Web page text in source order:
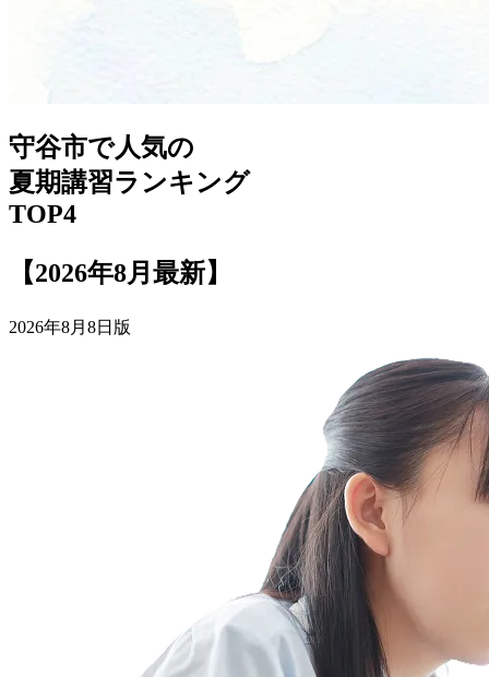
守谷市で人気の
夏期講習ランキング
TOP4
【2026年8月最新】
2026年8月8日版